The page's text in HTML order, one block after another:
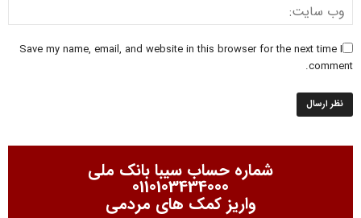
Save my name, email, and website in this browser for the next time I
comment.
شماره حساب سیبا بانک ملی
0110103434000
واریز کمک های مردمی